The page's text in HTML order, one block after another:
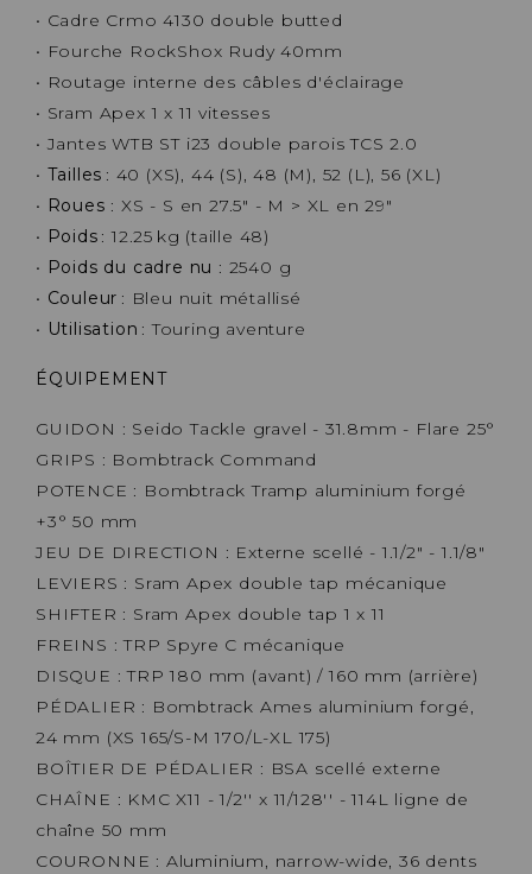
• Cadre Crmo 4130 double butted
• Fourche RockShox Rudy 40mm
• Routage interne des câbles d'éclairage
• Sram Apex 1 x 11 vitesses
• Jantes WTB ST i23 double parois TCS 2.0
• Tailles : 40 (XS), 44 (S), 48 (M), 52 (L), 56 (XL)
• Roues : XS - S en 27.5" - M > XL en 29"
• Poids : 12.25 kg (taille 48)
• Poids du cadre nu : 2540 g
• Couleur : Bleu nuit métallisé
• Utilisation : Touring aventure
ÉQUIPEMENT
GUIDON : Seido Tackle gravel - 31.8mm - Flare 25°
GRIPS : Bombtrack Command
POTENCE : Bombtrack Tramp aluminium forgé
+3° 50 mm
JEU DE DIRECTION : Externe scellé - 1.1/2" - 1.1/8"
LEVIERS : Sram Apex double tap mécanique
SHIFTER : Sram Apex double tap 1 x 11
FREINS : TRP Spyre C mécanique
DISQUE : TRP 180 mm (avant) / 160 mm (arrière)
PÉDALIER : Bombtrack Ames aluminium forgé,
24 mm (XS 165/S-M 170/L-XL 175)
BOÎTIER DE PÉDALIER : BSA scellé externe
CHAÎNE : KMC X11 - 1/2'' x 11/128'' - 114L ligne de
chaîne 50 mm
COURONNE : Aluminium, narrow-wide, 36 dents